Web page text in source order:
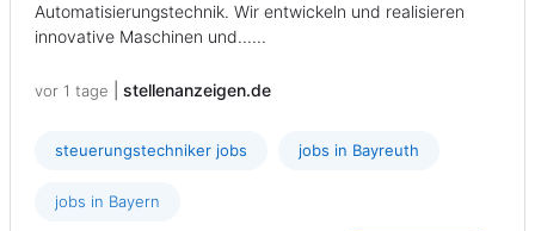
Automatisierungstechnik. Wir entwickeln und realisieren
innovative Maschinen und......
vor 1 tage stellenanzeigen.de
steuerungstechniker jobs jobs in Bayreuth
jobs in Bayern